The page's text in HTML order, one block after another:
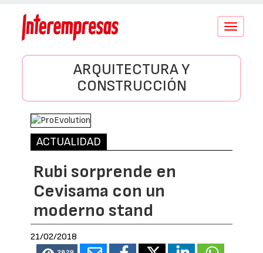
Conmutar
ARQUITECTURA Y
CONSTRUCCIÓN
ACTUALIDAD
Rubi sorprende en
Cevisama con un
moderno stand
21/02/2018